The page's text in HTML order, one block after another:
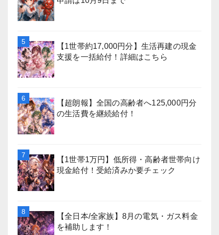
【1世帯約17,000円分】生活再建の現金
支援を一括給付！詳細はこちら
【超朗報】全国の高齢者へ125,000円分
の生活費を継続給付！
【1世帯1万円】低所得・高齢者世帯向け
現金給付！受給済みか要チェック
【全日本/全家族】8月の電気・ガス料金
を補助します！